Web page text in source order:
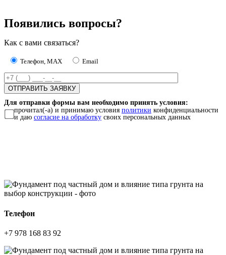
Появились вопросы?
Как с вами связаться?
Телефон, MAX Email
Для отправки формы вам необходимо принять условия:
прочитал(-а) и принимаю условия политики конфиденциальности
и даю согласие на обработку своих персональных данных
Телефон
+7 978 168 83 92